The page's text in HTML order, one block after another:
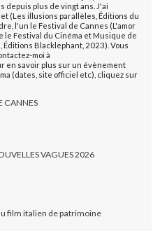
depuis plus de vingt ans. J'ai
(Les illusions parallèles, Éditions du
l'un le Festival de Cannes (L'amor
le Festival du Cinéma et Musique de
Éditions Blacklephant, 2023). Vous
moi à
en savoir plus sur un évènement
(dates, site officiel etc), cliquez sur
CANNES
VAGUES 2026
film italien de patrimoine